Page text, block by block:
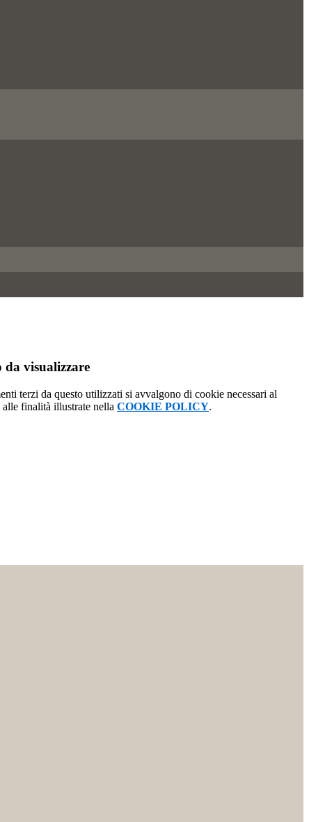
da visualizzare
terzi da questo utilizzati si avvalgono di cookie necessari al
finalità illustrate nella COOKIE POLICY.